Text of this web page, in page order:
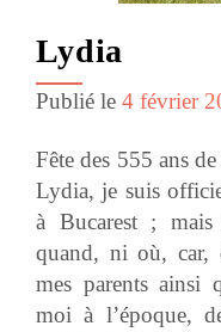
Lydia
Publié le 4 février
Fête des 555 ans
Lydia, je suis
à Bucarest ;
quand, ni où, car,
mes parents ainsi
moi à l’époque,